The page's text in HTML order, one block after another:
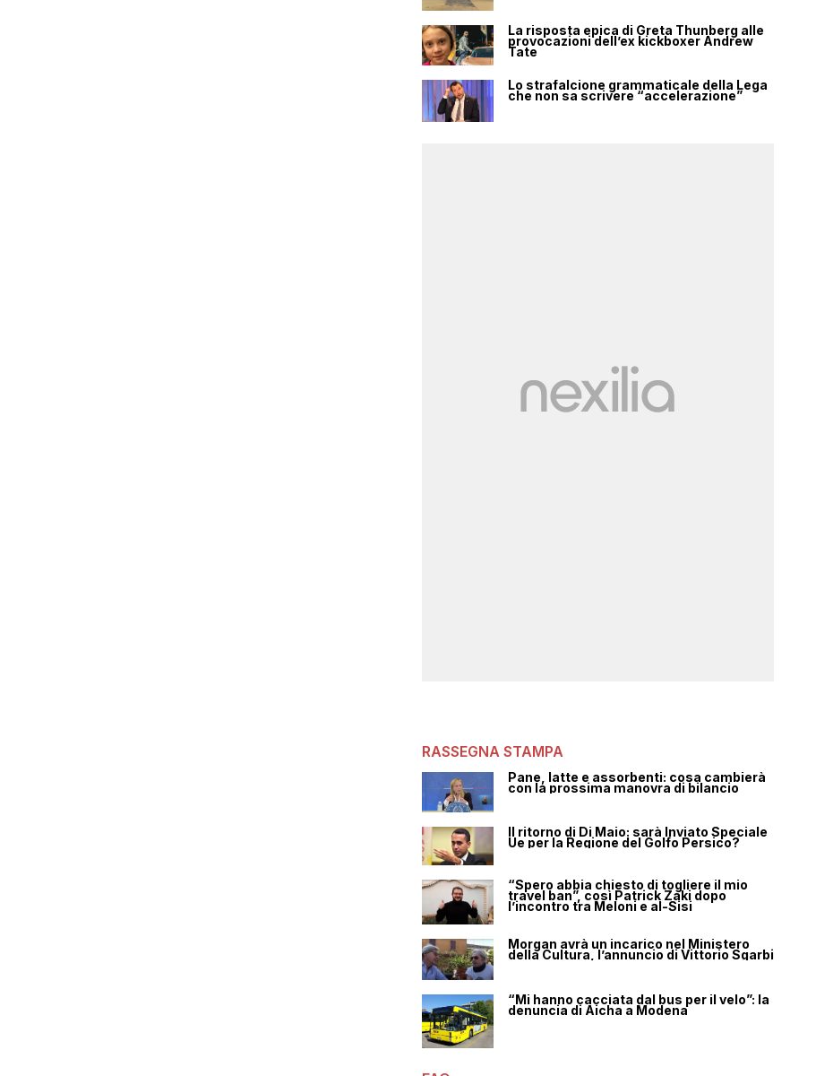
La risposta epica di Greta Thunberg alle
provocazioni dell’ex kickboxer Andrew
Tate
Lo strafalcione grammaticale della Lega
che non sa scrivere “accelerazione”
RASSEGNA STAMPA
Pane, latte e assorbenti: cosa cambierà
con la prossima manovra di bilancio
Il ritorno di Di Maio: sarà Inviato Speciale
Ue per la Regione del Golfo Persico?
“Spero abbia chiesto di togliere il mio
travel ban”, così Patrick Zaki dopo
l’incontro tra Meloni e al-Sisi
Morgan avrà un incarico nel Ministero
della Cultura, l’annuncio di Vittorio Sgarbi
“Mi hanno cacciata dal bus per il velo”: la
denuncia di Aicha a Modena